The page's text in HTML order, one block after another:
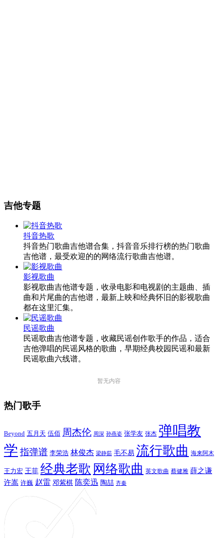
吉他专题
抖音热歌
抖音热门歌曲吉他谱合集，抖音音乐排行榜的热门歌曲
吉他谱，最受欢迎的的网络流行歌曲吉他谱。
影视歌曲
影视歌曲吉他谱专题，收录电影和电视剧的主题曲、插
曲和片尾曲的吉他谱，最新上映和经典怀旧的影视歌曲
都在这里汇集。
民谣歌曲
民谣歌曲吉他谱专题，收藏民谣创作歌手的作品，适合
吉他弹唱的民谣风格的歌曲，早期经典校园民谣和最新
民谣歌曲六线谱。
暂无内容
热门歌手
Beyond 五月天 伍佰 周杰伦 周深 孙燕姿 张学友 张杰 弹唱教
学 指弹谱 李荣浩 林俊杰 梁静茹 毛不易 流行歌曲 海来阿木
王力宏 王菲 经典老歌 网络歌曲 英文歌曲 蔡健雅 薛之谦
许嵩 许巍 赵雷 邓紫棋 陈奕迅 陶喆 齐秦